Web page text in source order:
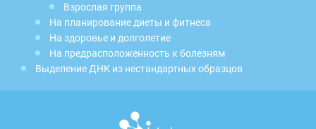
Взрослая группа
На планирование диеты и фитнеса
На здоровье и долголетие
На предрасположенность к болезням
Выделение ДНК из нестандартных образцов